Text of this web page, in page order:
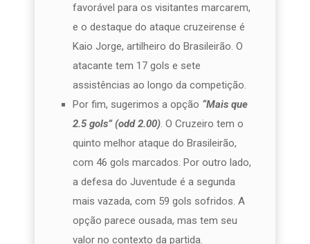
favorável para os visitantes marcarem,
e o destaque do ataque cruzeirense é
Kaio Jorge, artilheiro do Brasileirão. O
atacante tem 17 gols e sete
assistências ao longo da competição.
Por fim, sugerimos a opção “Mais que
2.5 gols” (odd 2.00). O Cruzeiro tem o
quinto melhor ataque do Brasileirão,
com 46 gols marcados. Por outro lado,
a defesa do Juventude é a segunda
mais vazada, com 59 gols sofridos. A
opção parece ousada, mas tem seu
valor no contexto da partida.